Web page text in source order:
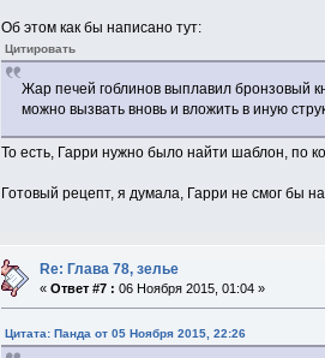
Об этом как бы написано тут:
Цитировать
Жар печей гоблинов выплавил бронзовый
можно вызвать вновь и вложить в иную
То есть, Гарри нужно было найти шаблон, по
Готовый рецепт, я думала, Гарри не смог бы
Re: Глава 78, зелье
«Ответ #7 : 06 Ноября 2015, 01:04 »
Цитата: Панда от 05 Ноября 2015, 22:26